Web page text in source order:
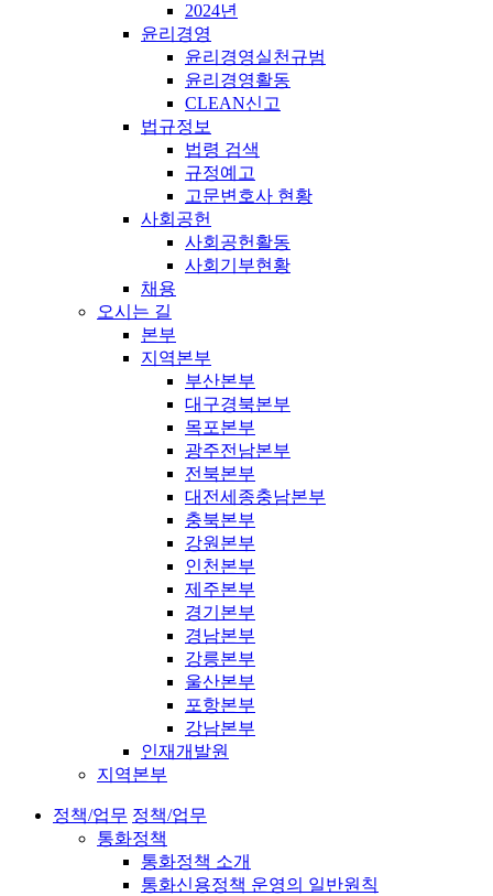
2024년
윤리경영
윤리경영실천규범
윤리경영활동
CLEAN신고
법규정보
법령 검색
규정예고
고문변호사 현황
사회공헌
사회공헌활동
사회기부현황
채용
오시는 길
본부
지역본부
부산본부
대구경북본부
목포본부
광주전남본부
전북본부
대전세종충남본부
충북본부
강원본부
인천본부
제주본부
경기본부
경남본부
강릉본부
울산본부
포항본부
강남본부
인재개발원
지역본부
정책/업무 정책/업무
통화정책
통화정책 소개
통화신용정책 운영의 일반원칙